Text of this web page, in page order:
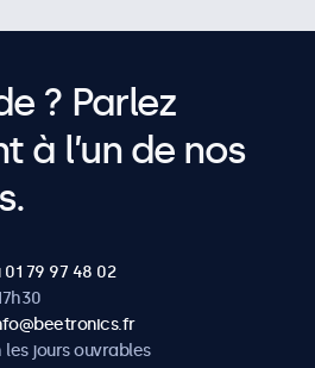
? Parlez
à l’un de nos
79 97 48 02
les jours ouvrables